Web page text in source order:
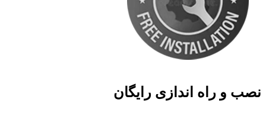
نصب و راه اندازی رایگان